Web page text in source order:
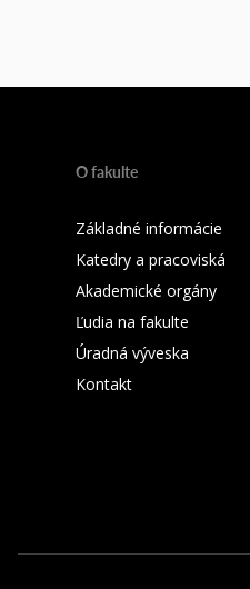
O fakulte
Základné informácie
Katedry a pracoviská
Akademické orgány
Ľudia na fakulte
Úradná výveska
Kontakt